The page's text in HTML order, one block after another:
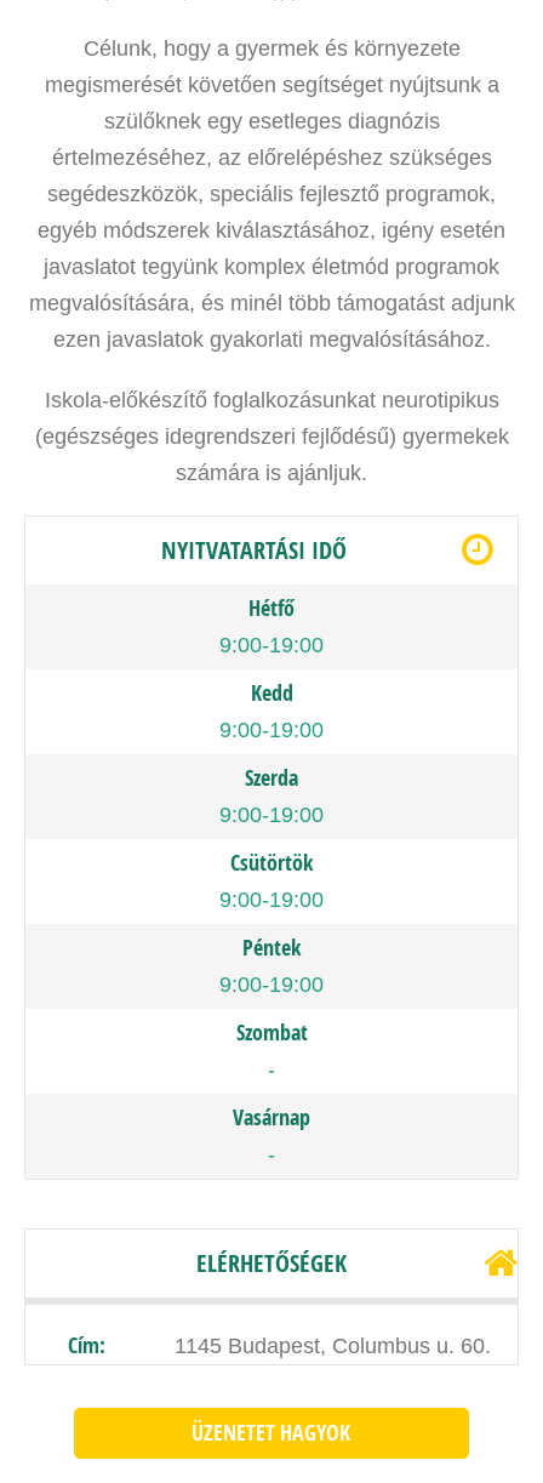
Célunk, hogy a gyermek és környezete
megismerését követően segítséget nyújtsunk a
szülőknek egy esetleges diagnózis
értelmezéséhez, az előrelépéshez szükséges
segédeszközök, speciális fejlesztő programok,
egyéb módszerek kiválasztásához, igény esetén
javaslatot tegyünk komplex életmód programok
megvalósítására, és minél több támogatást adjunk
ezen javaslatok gyakorlati megvalósításához.
Iskola-előkészítő foglalkozásunkat neurotipikus
(egészséges idegrendszeri fejlődésű) gyermekek
számára is ajánljuk.
NYITVATARTÁSI IDŐ
Hétfő
9:00-19:00
Kedd
9:00-19:00
Szerda
9:00-19:00
Csütörtök
9:00-19:00
Péntek
9:00-19:00
Szombat
-
Vasárnap
-
ELÉRHETŐSÉGEK
Cím: 1145 Budapest, Columbus u. 60.
ÜZENETET HAGYOK